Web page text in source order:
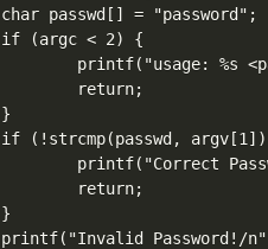
char passwd[] = "password";
if (argc < 2) {
}
if (!strcmp(passwd,
}
printf("Invalid Password!/